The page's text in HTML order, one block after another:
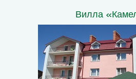
Вилла